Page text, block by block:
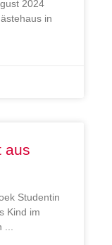
2024
in
aus
Studentin
Kind im